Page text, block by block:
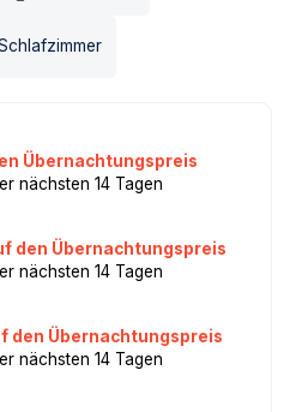
Übernachtungspreis
nächsten 14 Tagen
den Übernachtungspreis
nächsten 14 Tagen
den Übernachtungspreis
nächsten 14 Tagen